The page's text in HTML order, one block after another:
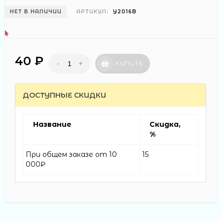
НЕТ В НАЛИЧИИ АРТИКУЛ: Y2016B
40 ₽ - + КУПИТЬ
ДОСТУПНЫЕ СКИДКИ
Название
Скидка,
%
При общем заказе от 10
000₽
15